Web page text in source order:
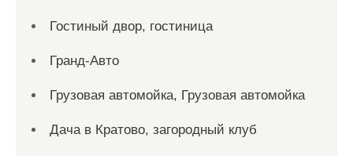
Гостиный двор, гостиница
Гранд-Авто
Грузовая автомойка, Грузовая автомойка
Дача в Кратово, загородный клуб